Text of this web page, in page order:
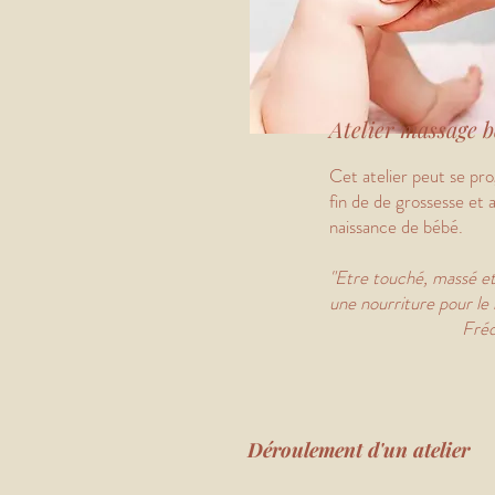
Atelier massage
Cet atelier peut se
fin de de grossesse et
naissance de bébé.
"Etre touché, massé
une nourriture pour le
Frédérick
Déroulement d'un atelier